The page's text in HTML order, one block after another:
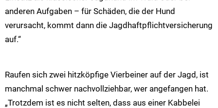
anderen Aufgaben – für Schäden, die der Hund
verursacht, kommt dann die Jagdhaftpflichtversicherung
auf.“
Raufen sich zwei hitzköpfige Vierbeiner auf der Jagd, ist
manchmal schwer nachvollziehbar, wer angefangen hat.
„Trotzdem ist es nicht selten, dass aus einer Kabbelei